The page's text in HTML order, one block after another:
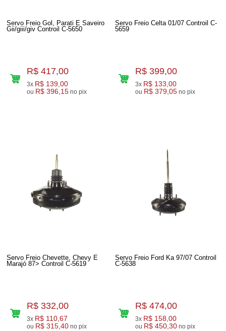
Servo Freio Gol, Parati E Saveiro
Gii/giii/giv Controil C-5650
R$ 417,00
3x R$ 139,00
ou R$ 396,15 no pix
Servo Freio Celta 01/07 Controil C-
5659
R$ 399,00
3x R$ 133,00
ou R$ 379,05 no pix
Servo Freio Chevette, Chevy E
Marajó 87> Controil C-5619
R$ 332,00
3x R$ 110,67
ou R$ 315,40 no pix
Servo Freio Ford Ka 97/07 Controil
C-5638
R$ 474,00
3x R$ 158,00
ou R$ 450,30 no pix